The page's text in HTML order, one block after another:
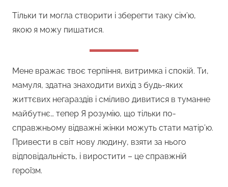
Тільки ти могла створити і зберегти таку сім’ю,
якою я можу пишатися.
Мене вражає твоє терпіння, витримка і спокій. Ти,
мамуля, здатна знаходити вихід з будь-яких
життєвих негараздів і сміливо дивитися в туманне
майбутнє… тепер Я розумію, що тільки по-
справжньому відважні жінки можуть стати матір’ю.
Привести в світ нову людину, взяти за нього
відповідальність, і виростити – це справжній
героїзм.